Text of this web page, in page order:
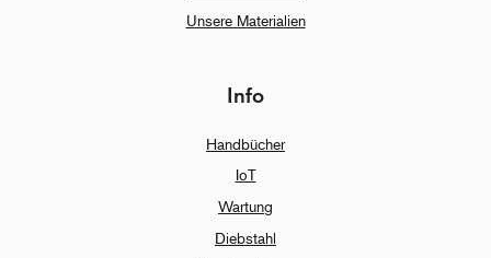
Unsere Materialien
Info
Handbücher
IoT
Wartung
Diebstahl